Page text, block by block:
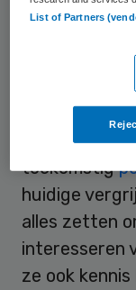
studiekeuze
Het
toekomstig
huidige
alles zetten
interesseren
ze ook
List of Partners